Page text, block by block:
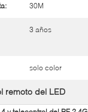
30M
3 años
solo color
remoto del LED